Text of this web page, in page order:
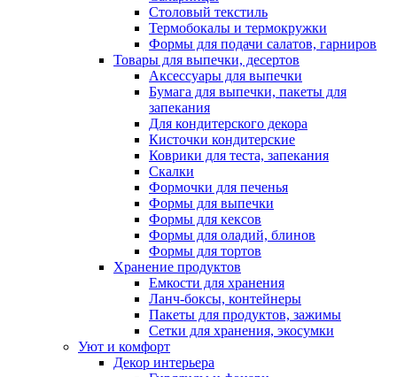
Столовый текстиль
Термобокалы и термокружки
Формы для подачи салатов, гарниров
Товары для выпечки, десертов
Аксессуары для выпечки
Бумага для выпечки, пакеты для
запекания
Для кондитерского декора
Кисточки кондитерские
Коврики для теста, запекания
Скалки
Формочки для печенья
Формы для выпечки
Формы для кексов
Формы для оладий, блинов
Формы для тортов
Хранение продуктов
Емкости для хранения
Ланч-боксы, контейнеры
Пакеты для продуктов, зажимы
Сетки для хранения, экосумки
Уют и комфорт
Декор интерьера